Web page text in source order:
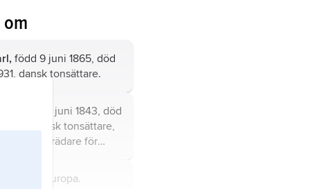
född 9 juni 1865, död
dansk tonsättare.
född 15 juni 1843, död
1907, norsk tonsättare,
företrädare för
stat i Nordeuropa.